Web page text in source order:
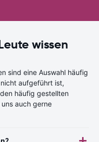
wissen
sind eine Auswahl häufig
aufgeführt ist,
häufig gestellten
auch gerne